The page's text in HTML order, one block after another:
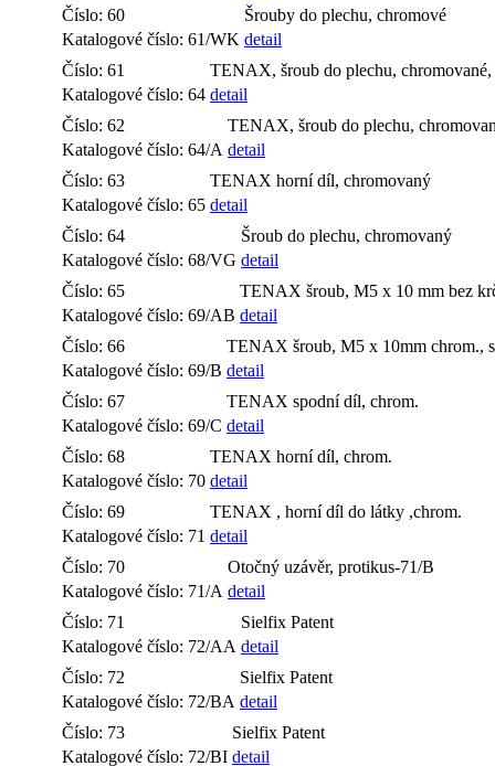
Číslo: 60
Šrouby do plechu, chromové
Katalogové číslo: 61/WK detail
Číslo: 61
TENAX, šroub do plechu,
Katalogové číslo: 64 detail
Číslo: 62
TENAX, šroub do plechu,
Katalogové číslo: 64/A detail
Číslo: 63
TENAX horní díl, chromovaný
Katalogové číslo: 65 detail
Číslo: 64
Šroub do plechu, chromovaný
Katalogové číslo: 68/VG detail
Číslo: 65
TENAX šroub, M5 x 10 mm bez
Katalogové číslo: 69/AB detail
Číslo: 66
TENAX šroub, M5 x 10mm chrom.,
Katalogové číslo: 69/B detail
Číslo: 67
TENAX spodní díl, chrom.
Katalogové číslo: 69/C detail
Číslo: 68
TENAX horní díl, chrom.
Katalogové číslo: 70 detail
Číslo: 69
TENAX , horní díl do látky ,chrom.
Katalogové číslo: 71 detail
Číslo: 70
Otočný uzávěr, protikus-71/B
Katalogové číslo: 71/A detail
Číslo: 71
Sielfix Patent
Katalogové číslo: 72/AA detail
Číslo: 72
Sielfix Patent
Katalogové číslo: 72/BA detail
Číslo: 73
Sielfix Patent
Katalogové číslo: 72/BI detail